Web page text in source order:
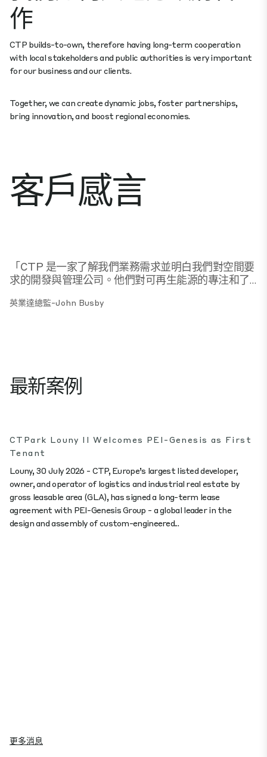
作
CTP builds-to-own, therefore having long-term cooperation
with local stakeholders and public authorities is very important
for our business and our clients.
Together, we can create dynamic jobs, foster partnerships,
bring innovation, and boost regional economies.
客戶感言
「CTP 是一家了解我們業務需求並明白我們對空間要
求的開發與管理公司。他們對可再生能源的專注和了解
我們的設施上產生足夠的現場電力來支持製造運作，這
英業達總監-John Busby
最新案例
CTPark Louny II Welcomes PEI-Genesis as First
Tenant
Louny, 30 July 2026 - CTP, Europe’s largest listed developer,
owner, and operator of logistics and industrial real estate by
gross leasable area (GLA), has signed a long-term lease
agreement with PEI-Genesis Group - a global leader in the
design and assembly of custom-engineered...
更多消息